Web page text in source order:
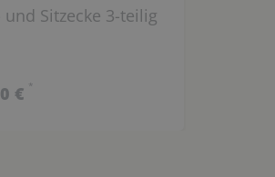
und Sitzecke 3-teilig
€ *